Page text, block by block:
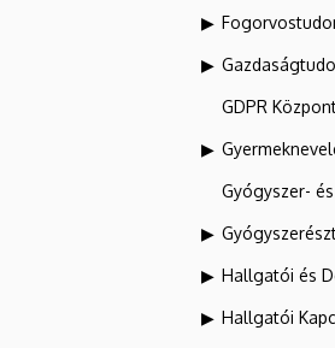
GDPR
Gyógyszer-
Hallgatói és
Hallgatói